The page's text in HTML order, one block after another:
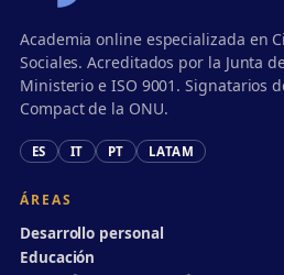
Academia online especializada en
Sociales. Acreditados por la Junta
Ministerio e ISO 9001. Signatarios
Compact de la ONU.
ES IT PT LATAM
ÁREAS
Desarrollo personal
Educación